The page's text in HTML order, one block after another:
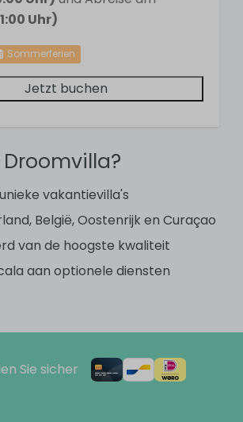
Uhr)
Sommerferien
Jetzt buchen
vakantievilla's
België, Oostenrijk en Curaçao
van de hoogste kwaliteit
aan optionele diensten
Sie sicher